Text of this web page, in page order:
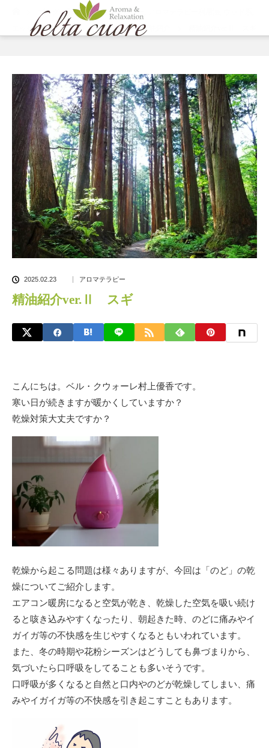
ブログ一覧 アロマテラピー
エッセンシャルオイル（精油） , 未分類, 精油紹介
2025.02.23 アロマテラピー
精油紹介ver.Ⅱ スギ
こんにちは。ベル・クウォーレ村上優香です。
寒い日が続きますが暖かくしていますか？
乾燥対策大丈夫ですか？
乾燥から起こる問題は様々ありますが、今回は「のど」の乾
燥についてご紹介します。
エアコン暖房になると空気が乾き、乾燥した空気を吸い続け
ると咳き込みやすくなったり、朝起きた時、のどに痛みやイ
ガイガ等の不快感を生じやすくなるともいわれています。
また、冬の時期や花粉シーズンはどうしても鼻づまりから、
気づいたら口呼吸をしてることも多いそうです。
口呼吸が多くなると自然と口内やのどが乾燥してしまい、痛
みやイガイガ等の不快感を引き起こすこともあります。